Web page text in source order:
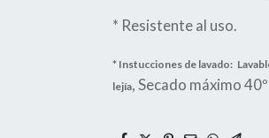
* Resistente al uso.
* Instucciones de lavado:
lejía, Secado máximo